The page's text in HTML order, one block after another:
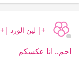
+| لين الورد |+
احم.. انا عكسكم